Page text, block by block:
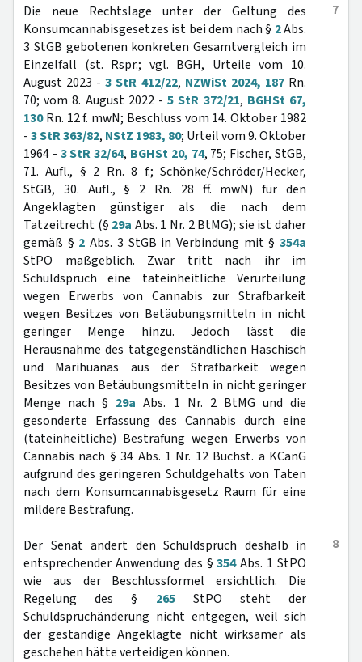
7
Die neue Rechtslage unter der Geltung des
Konsumcannabisgesetzes ist bei dem nach § 2Abs.
3 StGB gebotenen konkreten Gesamtvergleich im
Einzelfall (st. Rspr.; vgl. BGH, Urteile vom 10.
August 2023 -3 StR 412/22, NZWiSt 2024, 187Rn.
70; vom 8. August 2022 -5 StR 372/21, BGHSt 67,
130Rn. 12 f. mwN; Beschluss vom 14. Oktober 1982
-3 StR 363/82, NStZ 1983, 80; Urteil vom 9. Oktober
1964 - 3 StR 32/64, BGHSt 20, 74, 75; Fischer, StGB,
71. Aufl., § 2 Rn. 8 f.; Schönke/Schröder/Hecker,
StGB, 30. Aufl., § 2 Rn. 28 ff. mwN) für den
Angeklagten günstiger als die nach dem
Tatzeitrecht (§ 29a Abs. 1 Nr. 2 BtMG); sie ist daher
gemäß § 2 Abs. 3 StGB in Verbindung mit §354a
StPO maßgeblich. Zwar tritt nach ihr im
Schuldspruch eine tateinheitliche Verurteilung
wegen Erwerbs von Cannabis zur Strafbarkeit
wegen Besitzes von Betäubungsmitteln in nicht
geringer Menge hinzu. Jedoch lässt die
Herausnahme des tatgegenständlichen Haschisch
und Marihuanas aus der Strafbarkeit wegen
Besitzes von Betäubungsmitteln in nicht geringer
Menge nach § 29a Abs. 1 Nr. 2 BtMG und die
gesonderte Erfassung des Cannabis durch eine
(tateinheitliche) Bestrafung wegen Erwerbs von
Cannabis nach § 34 Abs. 1 Nr. 12 Buchst. a KCanG
aufgrund des geringeren Schuldgehalts von Taten
nach dem Konsumcannabisgesetz Raum für eine
mildere Bestrafung.
8
Der Senat ändert den Schuldspruch deshalb in
entsprechender Anwendung des §354Abs. 1 StPO
wie aus der Beschlussformel ersichtlich. Die
Regelung des § 265StPO steht der
Schuldspruchänderung nicht entgegen, weil sich
der geständige Angeklagte nicht wirksamer als
geschehen hätte verteidigen können.